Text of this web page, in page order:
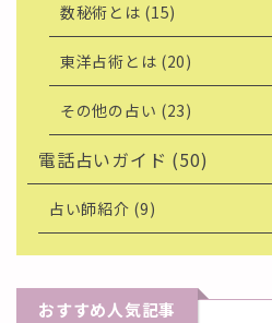
数秘術とは (15)
東洋占術とは (20)
その他の占い (23)
電話占いガイド (50)
占い師紹介 (9)
おすすめ人気記事